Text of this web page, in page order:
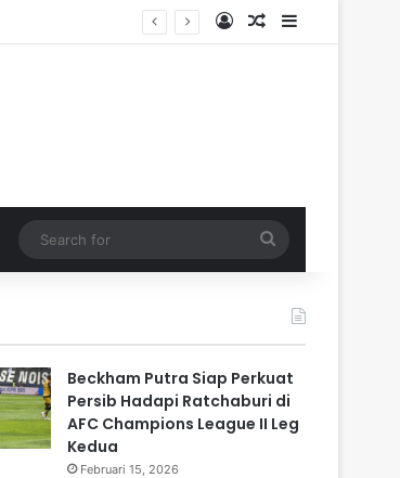
Log InRandom Article
Sidebar
for
Beckham Putra Siap Perkuat
Persib Hadapi Ratchaburi di
AFC Champions League II Leg
Kedua
Februari 15, 2026